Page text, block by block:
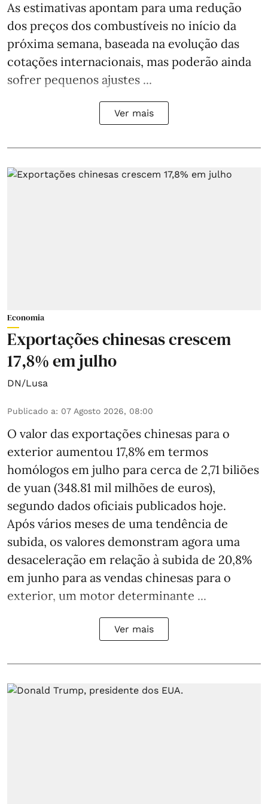
As estimativas apontam para uma redução
dos preços dos combustíveis no início da
próxima semana, baseada na evolução das
cotações internacionais, mas poderão ainda
sofrer pequenos ajustes ...
Ver mais
Economia
Exportações chinesas crescem
17,8% em julho
DN/Lusa
Publicado a: 07 Agosto 2026, 08:00
O valor das exportações chinesas para o
exterior aumentou 17,8% em termos
homólogos em julho para cerca de 2,71 biliões
de yuan (348.81 mil milhões de euros),
segundo dados oficiais publicados hoje.
Após vários meses de uma tendência de
subida, os valores demonstram agora uma
desaceleração em relação à subida de 20,8%
em junho para as vendas chinesas para o
exterior, um motor determinante ...
Ver mais